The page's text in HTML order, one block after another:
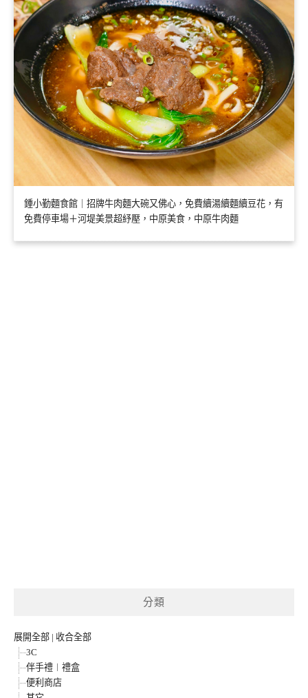
鍾小勤麵食館｜招牌牛肉麵大碗又佛心，免費續湯續麵續豆花，有
免費停車場＋河堤美景超紓壓，中原美食，中原牛肉麵
分類
展開全部 | 收合全部
3C
伴手禮︱禮盒
便利商店